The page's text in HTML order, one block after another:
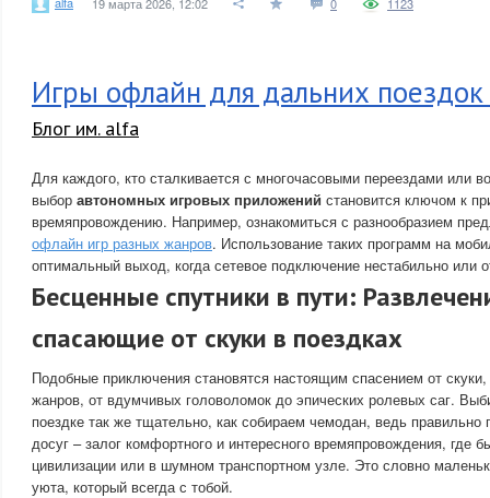
Игры офлайн для дальних
Блог им. alfa
Для каждого, кто сталкивается с многочасовыми переездами или
выбор автономных игровых приложений становится ключом к
времяпровождению. Например, ознакомиться с разнообразием
офлайн игр разных жанров. Использование таких программ на
оптимальный выход, когда сетевое подключение нестабильно или
Бесценные спутники в пути:
спасающие от скуки в поездках
Подобные приключения становятся настоящим спасением от скуки,
жанров, от вдумчивых головоломок до эпических ролевых саг.
поездке так же тщательно, как собираем чемодан, ведь правильно
досуг – залог комфортного и интересного времяпровождения, где
цивилизации или в шумном транспортном узле. Это словно
уюта, который всегда с тобой.